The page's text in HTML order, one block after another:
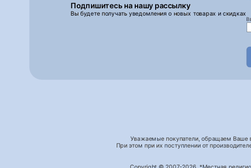
Подпишитесь на нашу рассылку
Вы будете получать уведомления о новых товарах и скидках
Уважаемые покупатели, обращаем Ваше
При этом при их поступлении от
Copyright © 2007-2026, *Местная